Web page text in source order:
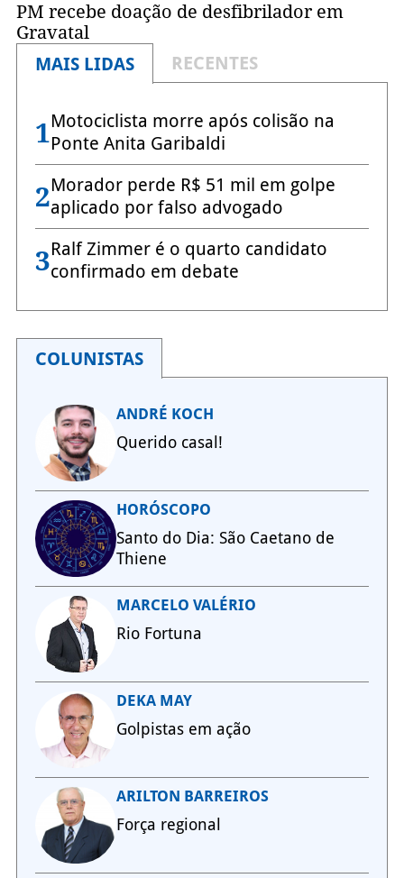
PM recebe doação de desfibrilador em
Gravatal
MAIS LIDAS
RECENTES
1Motociclista morre após colisão na
Ponte Anita Garibaldi
2Morador perde R$ 51 mil em golpe
aplicado por falso advogado
3Ralf Zimmer é o quarto candidato
confirmado em debate
COLUNISTAS
ANDRÉ KOCH
Querido casal!
HORÓSCOPO
Santo do Dia: São Caetano de
Thiene
MARCELO VALÉRIO
Rio Fortuna
DEKA MAY
Golpistas em ação
ARILTON BARREIROS
Força regional